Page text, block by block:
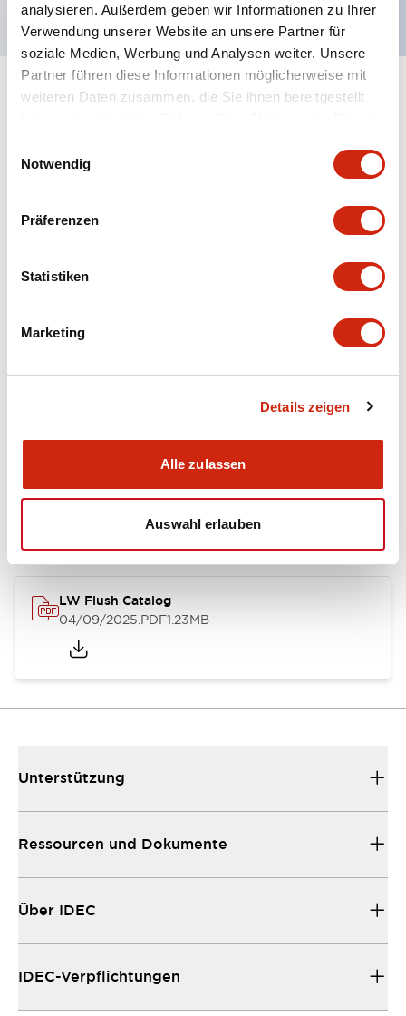
analysieren. Außerdem geben wir Informationen zu Ihrer
Verwendung unserer Website an unsere Partner für
soziale Medien, Werbung und Analysen weiter. Unsere
Partner führen diese Informationen möglicherweise mit
weiteren Daten zusammen, die Sie ihnen bereitgestellt
haben oder die sie im Rahmen Ihrer Nutzung der Dienste
Notwendig
Präferenzen
Statistiken
Marketing
Details zeigen
Alle zulassen
Auswahl erlauben
Spezifikationen Alle erweitern
portion)
Dokumente und Dateien
Kataloge & Broschüren CAD-Dateien
LW Flush Catalog
04/09/2025.PDF1.23MB
Unterstützung
Ressourcen und Dokumente
Über IDEC
IDEC-Verpflichtungen